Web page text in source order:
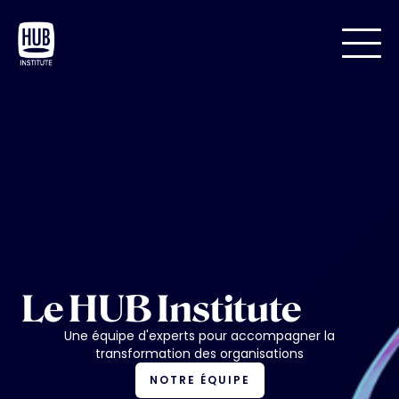
Le HUB Institute
Une équipe d'experts pour accompagner la
transformation des organisations
NOTRE ÉQUIPE